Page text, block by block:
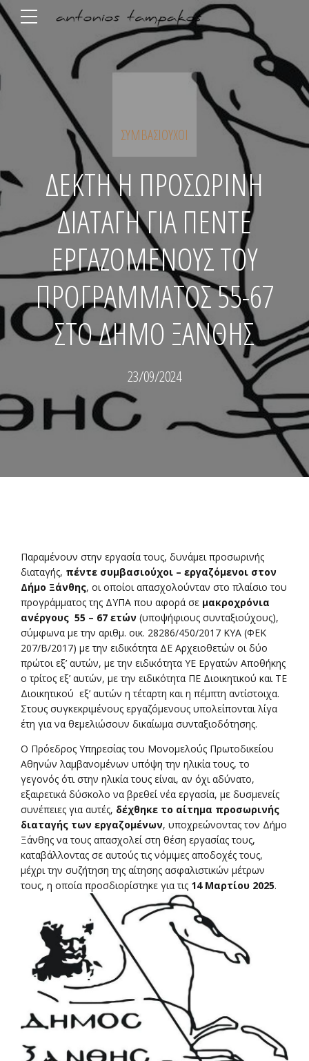
ΣΥΜΒΑΣΙΟΎΧΟΙ
ΔΕΚΤΗ Η ΠΡΟΣΩΡΙΝΗ
ΔΙΑΤΑΓΗ ΓΙΑ ΠΕΝΤΕ
ΕΡΓΑΖΟΜΕΝΟΥΣ ΤΟΥ
ΠΡΟΓΡΑΜΜΑΤΟΣ 55-67
ΣΤΟ ΔΗΜΟ ΞΑΝΘΗΣ
23/09/2024
Παραμένουν στην εργασία τους, δυνάμει προσωρινής
διαταγής, πέντε συμβασιούχοι – εργαζόμενοι στον
Δήμο Ξάνθης, οι οποίοι απασχολούνταν στο πλαίσιο του
προγράμματος της ΔΥΠΑ που αφορά σε μακροχρόνια
ανέργους 55 – 67 ετών (υποψήφιους συνταξιούχους),
σύμφωνα με την αριθμ. οικ. 28286/450/2017 ΚΥΑ (ΦΕΚ
207/Β/2017) με την ειδικότητα ΔΕ Αρχειοθετών οι δύο
πρώτοι εξ’ αυτών, με την ειδικότητα ΥΕ Εργατών Αποθήκης
ο τρίτος εξ’ αυτών, με την ειδικότητα ΠΕ Διοικητικού και ΤΕ
Διοικητικού εξ’ αυτών η τέταρτη και η πέμπτη αντίστοιχα.
Στους συγκεκριμένους εργαζόμενους υπολείπονται λίγα
έτη για να θεμελιώσουν δικαίωμα συνταξιοδότησης.
Ο Πρόεδρος Υπηρεσίας του Μονομελούς Πρωτοδικείου
Αθηνών λαμβανομένων υπόψη την ηλικία τους, το
γεγονός ότι στην ηλικία τους είναι, αν όχι αδύνατο,
εξαιρετικά δύσκολο να βρεθεί νέα εργασία, με δυσμενείς
συνέπειες για αυτές, δέχθηκε το αίτημα προσωρινής
διαταγής των εργαζομένων, υποχρεώνοντας τον Δήμο
Ξάνθης να τους απασχολεί στη θέση εργασίας τους,
καταβάλλοντας σε αυτούς τις νόμιμες αποδοχές τους,
μέχρι την συζήτηση της αίτησης ασφαλιστικών μέτρων
τους, η οποία προσδιορίστηκε για τις 14 Μαρτίου 2025.